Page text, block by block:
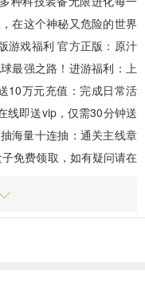
魔幻手游
703款手游
飞行射击
48款手游
在这个神秘又危险的世界
游戏福利 官方正版：原汁
最强之路！进游福利：上
10万元充值：完成日常活
线即送vip，仅需30分钟送
海量十连抽：通关主线章
免费领取，如有疑问请在